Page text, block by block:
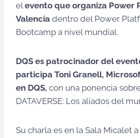
elevento que organiza Power
Valencia dentro del Power
Bootcamp a nivel mundial.
DQS es patrocinador del
participa Toni Granell,
en DQS, con una ponencia
DATAVERSE: Los aliados del
Su charla es en la Sala Micalet a